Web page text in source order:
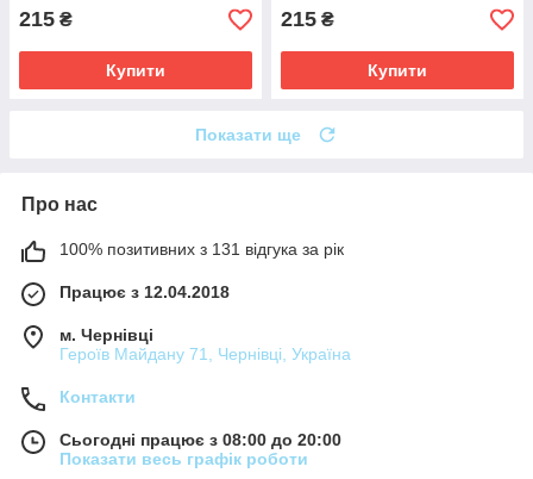
215 ₴
Купити
215 ₴
Купити
Показати ще
Про нас
100% позитивних з 131 відгука за рік
Працює з 12.04.2018
м. Чернівці
Героїв Майдану 71, Чернівці, Україна
Контакти
Сьогодні працює з 08:00 до 20:00
Показати весь графік роботи